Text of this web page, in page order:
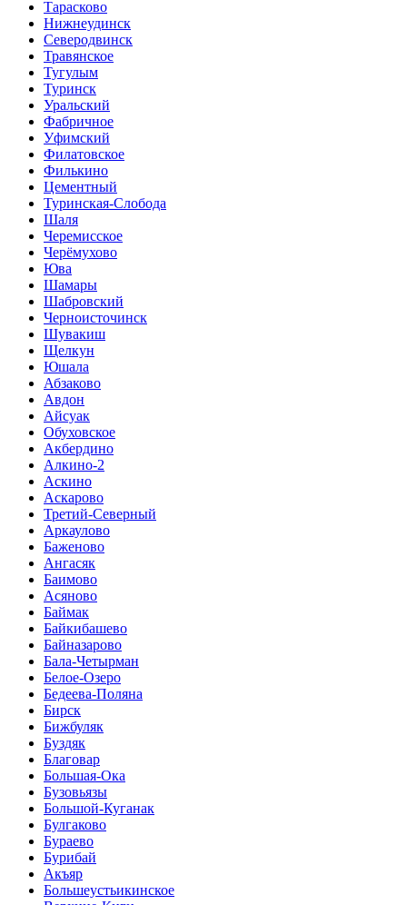
Тарасково
Нижнеудинск
Северодвинск
Травянское
Тугулым
Туринск
Уральский
Фабричное
Уфимский
Филатовское
Филькино
Цементный
Туринская-Слобода
Шаля
Черемисское
Черёмухово
Юва
Шамары
Шабровский
Черноисточинск
Шувакиш
Щелкун
Юшала
Абзаково
Авдон
Айсуак
Обуховское
Акбердино
Алкино-2
Аскино
Аскарово
Третий-Северный
Аркаулово
Баженово
Ангасяк
Баимово
Асяново
Баймак
Байкибашево
Байназарово
Бала-Четырман
Белое-Озеро
Бедеева-Поляна
Бирск
Бижбуляк
Буздяк
Благовар
Большая-Ока
Бузовьязы
Большой-Куганак
Булгаково
Бураево
Бурибай
Акъяр
Большеустьикинское